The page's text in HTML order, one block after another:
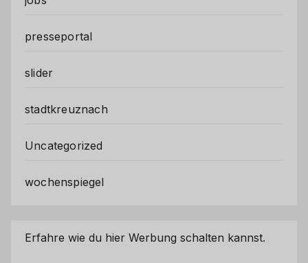
presseportal
slider
stadtkreuznach
Uncategorized
wochenspiegel
Erfahre wie du hier Werbung schalten kannst.